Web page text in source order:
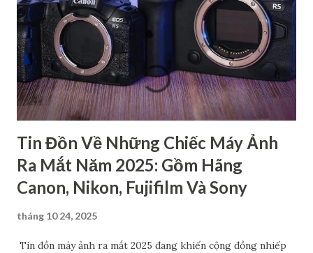
nghiệp Đây là loại cao cấp nhất trong các dòng máy ảnh
Canon, chủ yếu dành cho các nhiếp ảnh gia chuyên nghiệp.
Hầu hết các sản phẩm thuộc dòng này đều có thiết kế chắc
chắn, kháng bụi, kháng nước,… nên có độ bền cao. Bên cạnh
đó, máy còn cho ra chất lượng hình ảnh rất cao với cảm biến
full-frame hoặc APS-C ca...
Tin Đồn Về Những Chiếc Máy Ảnh
Ra Mắt Năm 2025: Gồm Hãng
Canon, Nikon, Fujifilm Và Sony
tháng 10 24, 2025
Tin đồn máy ảnh ra mắt 2025 đang khiến cộng đồng nhiếp